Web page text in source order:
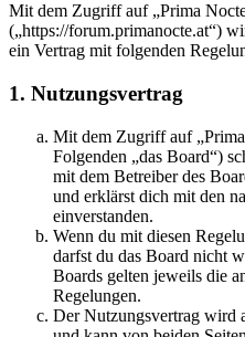
Mit dem Zugriff auf „Prima
(„https://forum.primanocte.at“)
ein Vertrag mit folgenden
1. Nutzungsvertrag
Mit dem Zugriff auf
Folgenden „das Board“)
mit dem Betreiber des
und erklärst dich mit den
einverstanden.
Wenn du mit diesen
darfst du das Board nicht
Boards gelten jeweils die
Regelungen.
Der Nutzungsvertrag wird